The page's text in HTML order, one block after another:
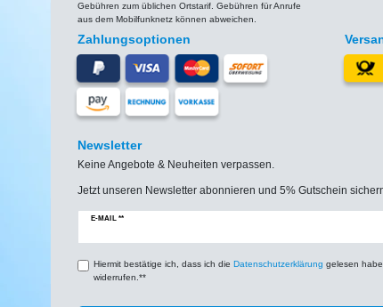
Gebühren zum üblichen Ortstarif. Gebühren für Anrufe
aus dem Mobilfunknetz können abweichen.
Zahlungsoptionen
Newsletter
Keine Angebote & Neuheiten verpassen.
Jetzt unseren Newsletter abonnieren und 5% Gutschein
E-MAIL **
Newsletter
Hiermit bestätige ich, dass ich die Daten­schutz­erklärung gelesen
widerrufen.**